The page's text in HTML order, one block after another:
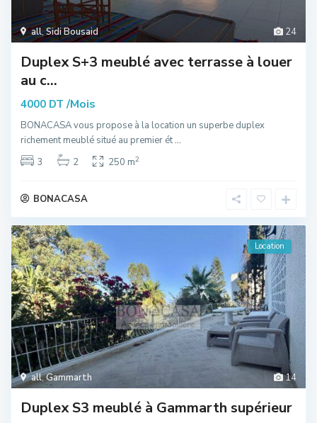
24
all,Sidi Bousaid
Duplex S+3 meublé avec terrasse à louer
au c...
4000 DT/Mois
BONACASA vous propose à la location un superbe duplex
richement meublé situé au premier ét...
3
2 250 m2
BONACASA
14
all,Gammarth
Location
Duplex S3 meublé à Gammarth supérieur